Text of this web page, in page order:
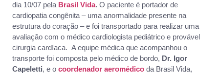
dia 10/07 pela Brasil Vida. O paciente é portador de
cardiopatia congênita – uma anormalidade presente na
estrutura do coração – e foi transportado para realizar uma
avaliação com o médico cardiologista pediátrico e provável
cirurgia cardíaca. A equipe médica que acompanhou o
transporte foi composta pelo médico de bordo, Dr. Igor
Capeletti, e o coordenador aeromédico da Brasil Vida,